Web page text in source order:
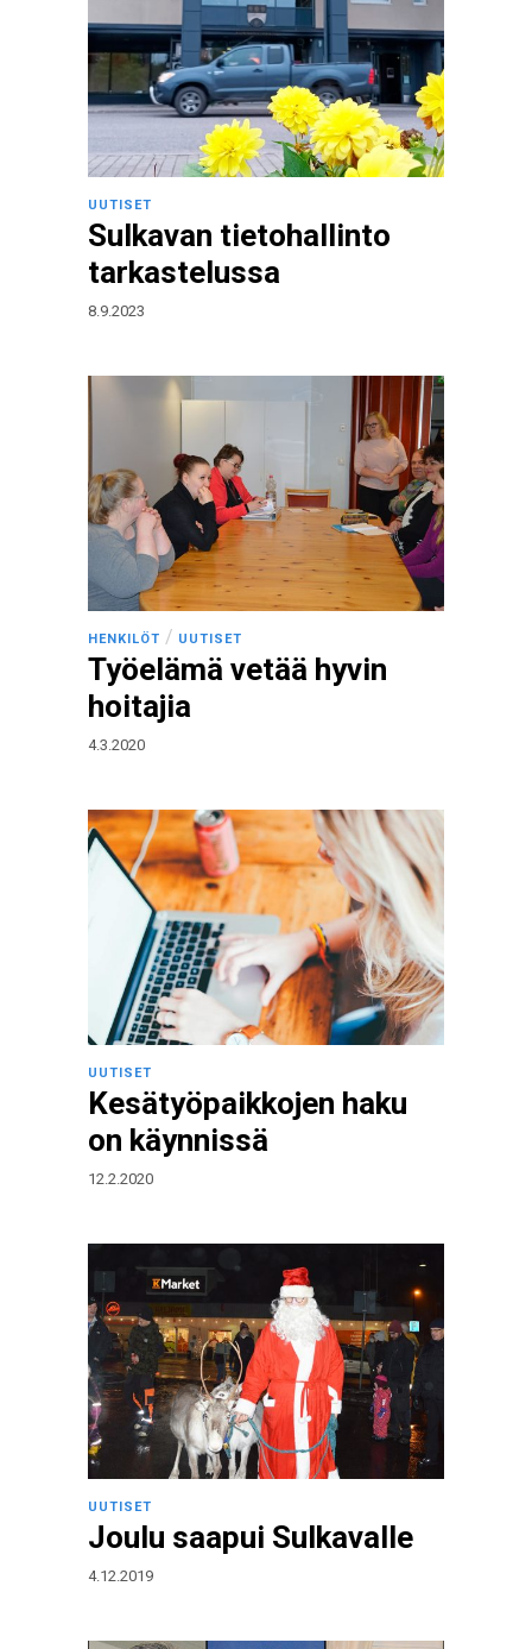
UUTISET
Sulkavan tietohallinto
tarkastelussa
8.9.2023
HENKILÖT / UUTISET
Työelämä vetää hyvin
hoitajia
4.3.2020
UUTISET
Kesätyöpaikkojen haku
on käynnissä
12.2.2020
UUTISET
Joulu saapui Sulkavalle
4.12.2019